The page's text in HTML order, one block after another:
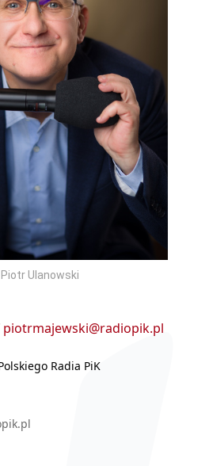
Ulanowski
piotrmajewski@radiopik.pl
Radia PiK